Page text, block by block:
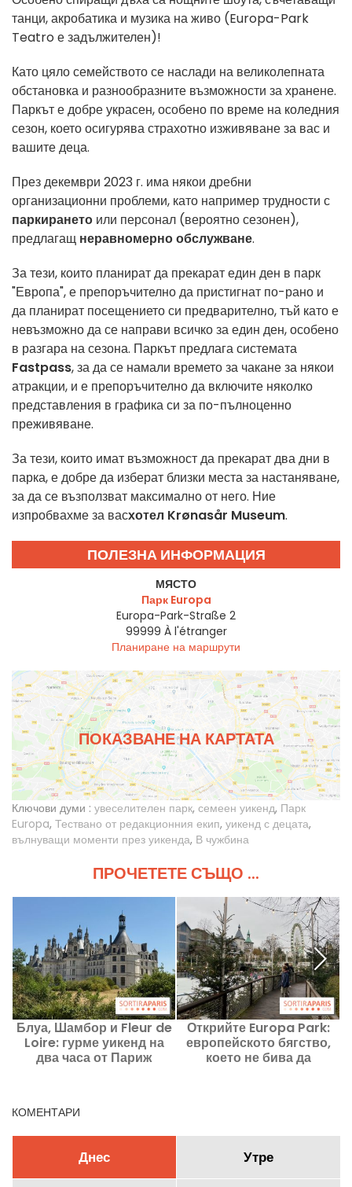
танци, акробатика и музика на живо (Europa-Park
Teatro е задължителен)!
Като цяло семейството се наслади на великолепната
обстановка и разнообразните възможности за хранене.
Паркът е добре украсен, особено по време на коледния
сезон, което осигурява страхотно изживяване за вас и
вашите деца.
През декември 2023 г. има някои дребни
организационни проблеми, като например трудности с
паркирането или персонал (вероятно сезонен),
предлагащ неравномерно обслужване.
За тези, които планират да прекарат един ден в парк
"Европа", е препоръчително да пристигнат по-рано и
да планират посещението си предварително, тъй като е
невъзможно да се направи всичко за един ден, особено
в разгара на сезона. Паркът предлага системата
Fastpass, за да се намали времето за чакане за някои
атракции, и е препоръчително да включите няколко
представления в графика си за по-пълноценно
преживяване.
За тези, които имат възможност да прекарат два дни в
парка, е добре да изберат близки места за настаняване,
за да се възползват максимално от него. Ние
изпробвахме за васхотел Krønasår Museum.
ПОЛЕЗНА ИНФОРМАЦИЯ
МЯСТО
Парк Europa
Europa-Park-Straße 2
99999 À l'étranger
Планиране на маршрути
ПОКАЗВАНЕ НА КАРТАТА
Ключови думи : увеселителен парк, семеен уикенд, Парк
Europa, Тествано от редакционния екип, уикенд с децата,
вълнуващи моменти през уикенда, В чужбина
ПРОЧЕТЕТЕ СЪЩО ...
Блуа, Шамбор и Fleur de
Loire: гурме уикенд на
два часа от Париж
Открийте Europa Park:
европейското бягство,
което не бива да
КОМЕНТАРИ
Днес Утре